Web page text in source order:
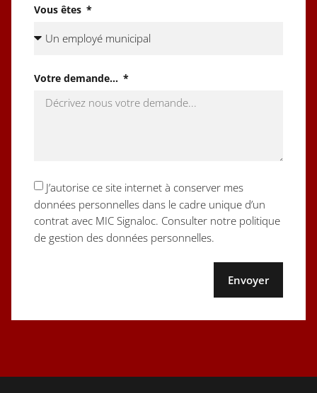
Vous êtes
Votre demande...
J’autorise ce site internet à conserver mes
données personnelles dans le cadre unique d’un
contrat avec MIC Signaloc. Consulter notre politique
de gestion des données personnelles.
Envoyer